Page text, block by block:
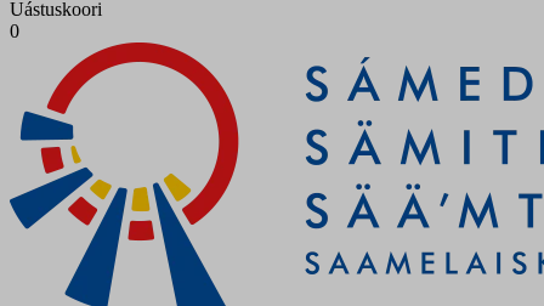
Uástuskoori
0